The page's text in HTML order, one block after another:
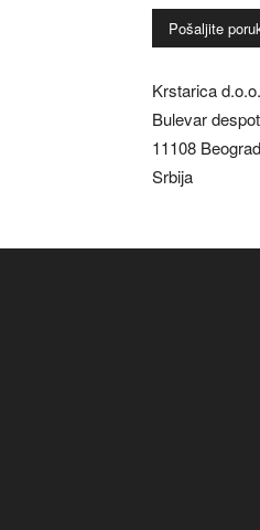
Krstarica d.o.o.
Bulevar
11108 Beograd
Srbija